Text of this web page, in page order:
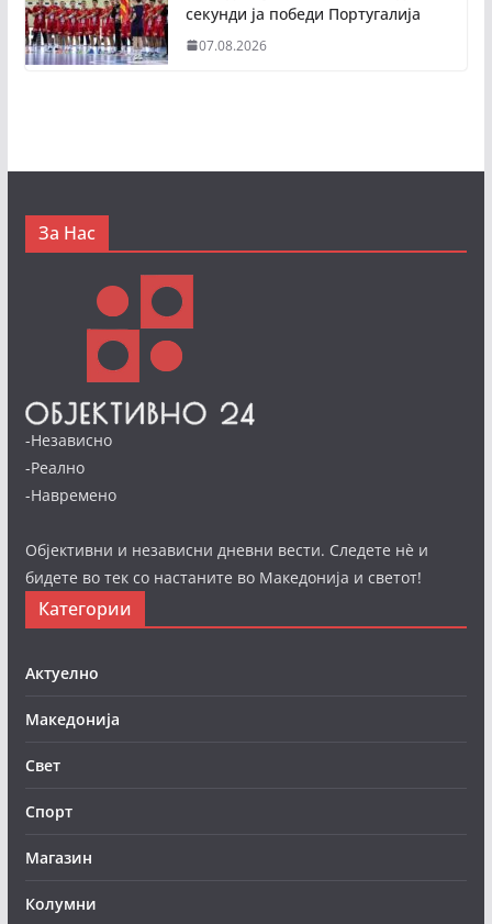
секунди ја победи Португалија
07.08.2026
За Нас
-Независно
-Реално
-Навремено
Објективни и независни дневни вести. Следете нè и
бидете во тек со настаните во Македонија и светот!
Категории
Актуелно
Македонија
Свет
Спорт
Магазин
Колумни